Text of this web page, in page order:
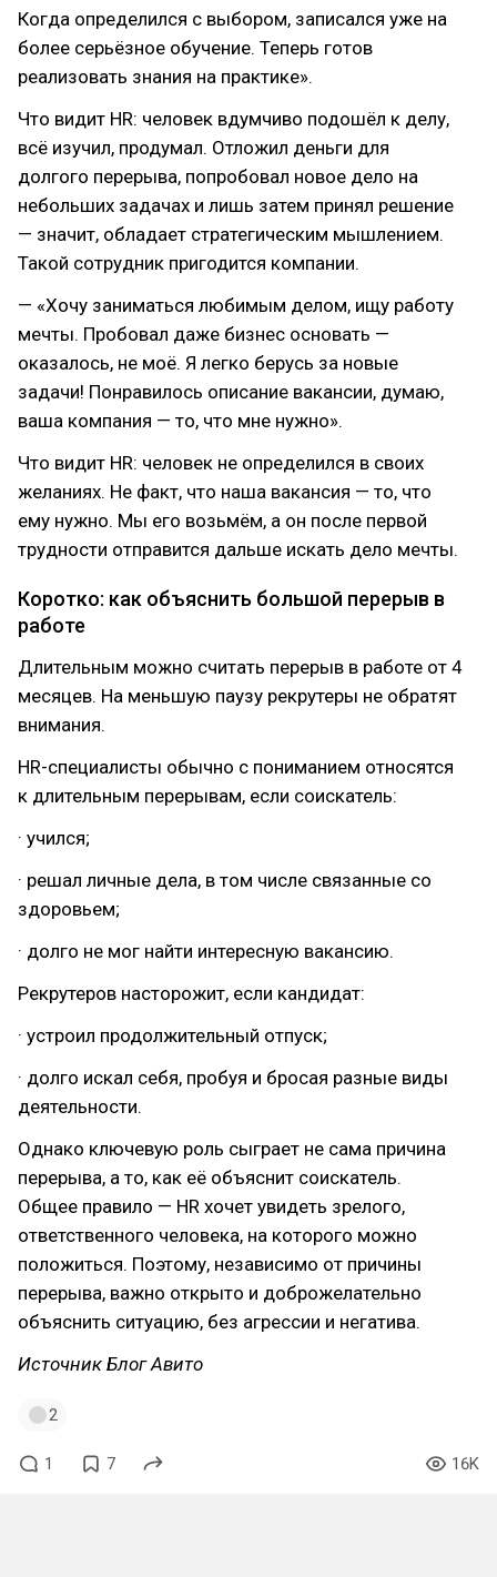
Когда определился с выбором, записался уже на
более серьёзное обучение. Теперь готов
реализовать знания на практике».
Что видит HR: человек вдумчиво подошёл к делу,
всё изучил, продумал. Отложил деньги для
долгого перерыва, попробовал новое дело на
небольших задачах и лишь затем принял решение
— значит, обладает стратегическим мышлением.
Такой сотрудник пригодится компании.
— «Хочу заниматься любимым делом, ищу работу
мечты. Пробовал даже бизнес основать —
оказалось, не моё. Я легко берусь за новые
задачи! Понравилось описание вакансии, думаю,
ваша компания — то, что мне нужно».
Что видит HR: человек не определился в своих
желаниях. Не факт, что наша вакансия — то, что
ему нужно. Мы его возьмём, а он после первой
трудности отправится дальше искать дело мечты.
Коротко: как объяснить большой перерыв в
работе
Длительным можно считать перерыв в работе от 4
месяцев. На меньшую паузу рекрутеры не обратят
внимания.
HR-специалисты обычно с пониманием относятся
к длительным перерывам, если соискатель:
· учился;
· решал личные дела, в том числе связанные со
здоровьем;
· долго не мог найти интересную вакансию.
Рекрутеров насторожит, если кандидат:
· устроил продолжительный отпуск;
· долго искал себя, пробуя и бросая разные виды
деятельности.
Однако ключевую роль сыграет не сама причина
перерыва, а то, как её объяснит соискатель.
Общее правило — HR хочет увидеть зрелого,
ответственного человека, на которого можно
положиться. Поэтому, независимо от причины
перерыва, важно открыто и доброжелательно
объяснить ситуацию, без агрессии и негатива.
Источник Блог Авито
2
1 7 16K